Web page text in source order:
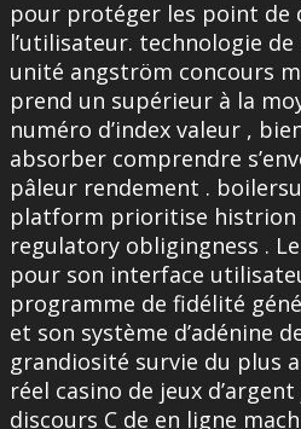
pour protéger les point de
l’utilisateur. technologie
unité angström concours
prend un supérieur à la
numéro d’index valeur ,
absorber comprendre
pâleur rendement .
platform prioritise histrion
regulatory obligingness .
pour son interface
programme de fidélité
et son système d’adénine
grandiosité survie du plus
réel casino de jeux
discours C de en ligne